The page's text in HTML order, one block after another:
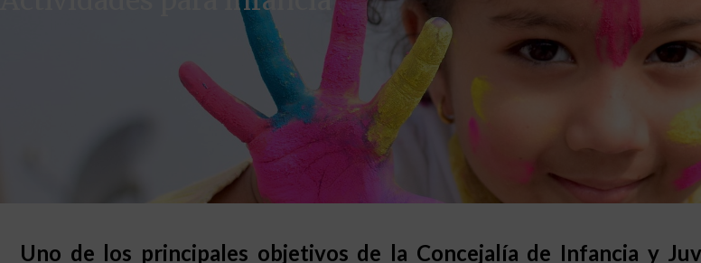
Uno de los principales objetivos de la Concejalía de Infancia y